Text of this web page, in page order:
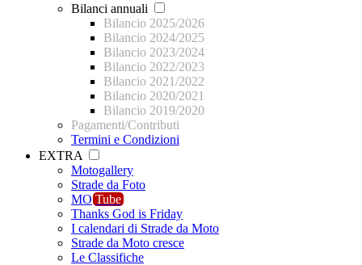
Bilanci annuali
Bilancio 2025/2026
Bilancio 2024/2025
Bilancio 2023/2024
Bilancio 2022/2023
Bilancio 2021/2022
Bilancio 2020/2021
Bilancio 2019/2020
Pagamenti/Contributi
Termini e Condizioni
EXTRA
Motogallery
Strade da Foto
MO Tube
Thanks God is Friday
I calendari di Strade da Moto
Strade da Moto cresce
Le Classifiche